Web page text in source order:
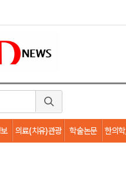
의료(치유)관광 학술논문 한의